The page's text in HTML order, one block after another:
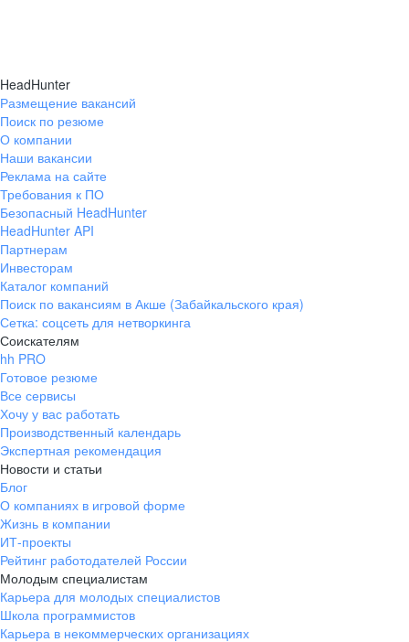
HeadHunter
Размещение вакансий
Поиск по резюме
О компании
Наши вакансии
Реклама на сайте
Требования к ПО
Безопасный HeadHunter
HeadHunter API
Партнерам
Инвесторам
Каталог компаний
Поиск по вакансиям в Акше (Забайкальского края)
Сетка: соцсеть для нетворкинга
Соискателям
hh PRO
Готовое резюме
Все сервисы
Хочу у вас работать
Производственный календарь
Экспертная рекомендация
Новости и статьи
Блог
О компаниях в игровой форме
Жизнь в компании
ИТ-проекты
Рейтинг работодателей России
Молодым специалистам
Карьера для молодых специалистов
Школа программистов
Карьера в некоммерческих организациях